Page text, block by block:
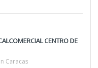
CENTRO DE
Caracas